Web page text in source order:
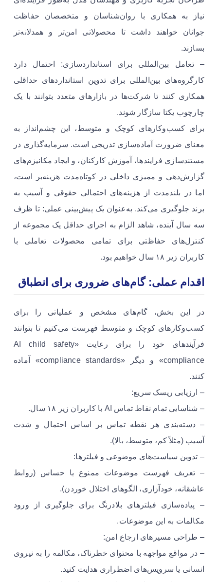
نیاز به همکاری با روان‌شناسان و متخصصان حفاظت
جوانان خواهند داشت تا محصولاتی امن‌تر و همدلانه‌تر
بسازند.
– تعامل بین‌المللی برای استانداردسازی: احتمال دارد
کارگروه‌های بین‌المللی برای تدوین استانداردهای حداقلی
همکاری کنند تا شرکت‌ها در بازارهای متعدد بتوانند با یک
چارچوب یکتا سازگار شوند.
برای کسب‌وکارهای کوچک و متوسط، این چشم‌انداز به
معنای ضرورت آماده‌سازی تدریجی است. سرمایه‌گذاری در
مستندسازی فرایندها، آموزش کارکنان، و ایجاد مکانیزم‌های
گزارش‌دهی و ممیزی داخلی در کوتاه‌مدت هزینه‌بر است،
اما در بلندمدت از هزینه‌های احتمالی حقوقی و آسیب به
برند جلوگیری می‌کند. به‌عنوان یک پیش‌بینی عملی: تا ظرف
سه سال آینده، شاهد الزام به اجرای حداقل یک مجموعه از
کنترل‌های حفاظتی برای تمامی محصولات تعاملی با
کاربران زیر ۱۸ سال خواهیم بود.
اقدام عملی: گام‌های ضروری برای انطباق
در این بخش، گام‌های مشخص و عملیاتی را برای
کسب‌وکارهای کوچک و متوسط فهرست می‌کنیم تا بتوانند
فرآیندهای خود را برای رعایت «AI child safety
compliance» و دیگر «compliance standards» آماده
کنند.
– ارزیابی ریسک سریع:
– شناسایی تمام نقاط تماس AI با کاربران زیر ۱۸ سال.
– دسته‌بندی هر نقطه تماس بر اساس احتمال و شدت
آسیب (مثلاً کم، متوسط، بالا).
– تدوین سیاست‌های موضوعی و فیلترها:
– تعریف فهرست موضوعات ممنوع یا حساس (روابط
عاشقانه، خودآزاری، الگوهای اختلال خوردن).
– پیاده‌سازی فیلترهای بلادرنگ برای جلوگیری از ورود
مکالمات به این موضوعات.
– طراحی مسیرهای ارجاع امن:
– در مواقع مواجهه با محتوای خطرناک، مکالمه را به نیروی
انسانی یا سرویس‌های اضطراری هدایت کنید.